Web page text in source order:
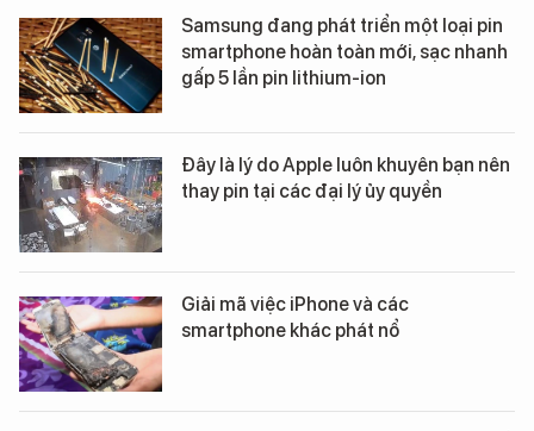
Samsung đang phát triển một loại pin
smartphone hoàn toàn mới, sạc nhanh
gấp 5 lần pin lithium-ion
Đây là lý do Apple luôn khuyên bạn nên
thay pin tại các đại lý ủy quyền
Giải mã việc iPhone và các
smartphone khác phát nổ